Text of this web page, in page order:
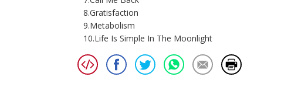
8.Gratisfaction
9.Metabolism
10.Life Is Simple In The Moonlight